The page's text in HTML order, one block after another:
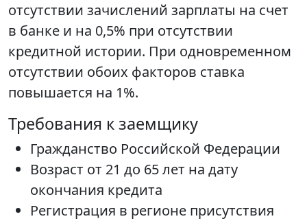
отсутствии зачислений зарплаты на счет
в банке и на 0,5% при отсутствии
кредитной истории. При одновременном
отсутствии обоих факторов ставка
повышается на 1%.
Требования к заемщику
Гражданство Российской Федерации
Возраст от 21 до 65 лет на дату
окончания кредита
Регистрация в регионе присутствия